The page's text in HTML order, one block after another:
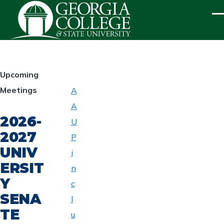
Skip to main content
HOMEPAGE
Upcoming
Meetings
2026-
2027
UNIV
ERSIT
Y
SENA
TE
UNIVERSITY
SENATE
A
A
U
P
i
n
c
l
u